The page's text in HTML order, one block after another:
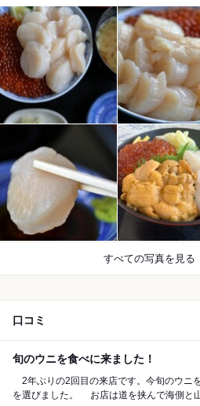
すべての写真を見る
口コミ
旬のウニを食べに来ました！
2年ぶりの2回目の来店です。今旬のウニ
を選びました。 お店は道を挟んで海側と山側にわかれますが、幸い今